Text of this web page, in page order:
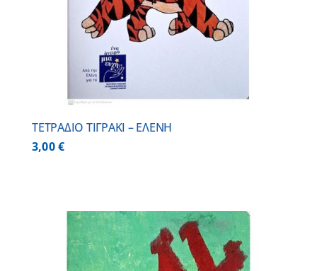
ΤΕΤΡΑΔΙΟ ΤΙΓΡΑΚΙ – ΕΛΕΝΗ
3,00€